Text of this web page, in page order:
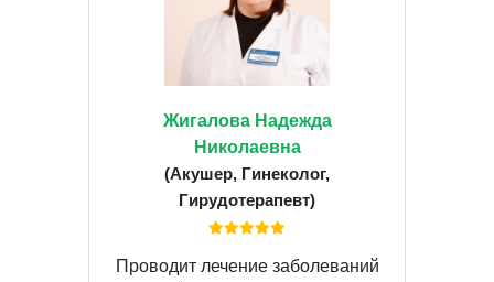
Жигалова Надежда
Николаевна
(Акушер, Гинеколог,
Гирудотерапевт)
Проводит лечение заболеваний